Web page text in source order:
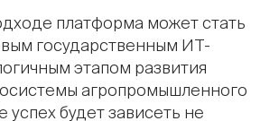
платформа может стать
государственным ИТ-
этапом развития
агропромышленного
успех будет зависеть не